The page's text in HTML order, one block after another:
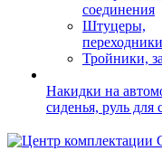
соединения
Штуцеры,
переходники
Тройники,
Накидки на
сиденья, руль для